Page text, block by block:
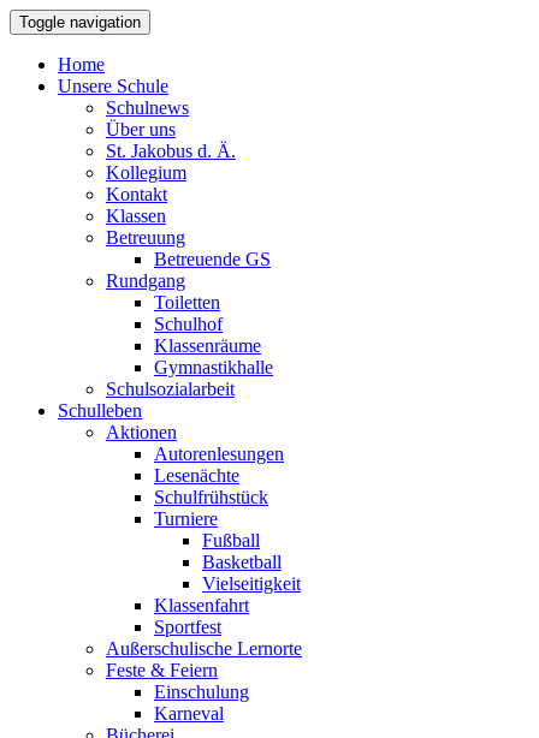
Toggle navigation
Home
Unsere Schule
Schulnews
Über uns
St. Jakobus d. Ä.
Kollegium
Kontakt
Klassen
Betreuung
Betreuende GS
Rundgang
Toiletten
Schulhof
Klassenräume
Gymnastikhalle
Schulsozialarbeit
Schulleben
Aktionen
Autorenlesungen
Lesenächte
Schulfrühstück
Turniere
Fußball
Basketball
Vielseitigkeit
Klassenfahrt
Sportfest
Außerschulische Lernorte
Feste & Feiern
Einschulung
Karneval